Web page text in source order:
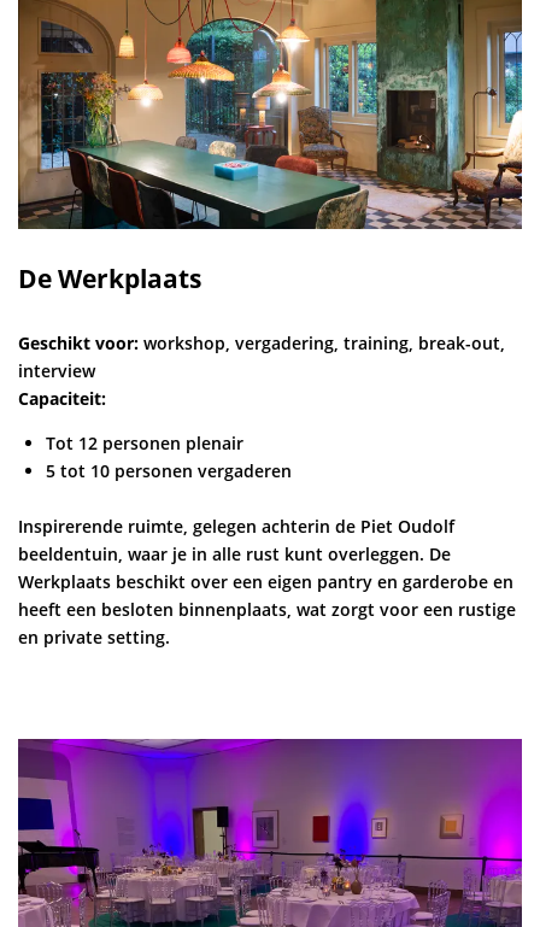
De Werkplaats
Geschikt voor: workshop, vergadering, training, break-out,
interview
Capaciteit:
Tot 12 personen plenair
5 tot 10 personen vergaderen
Inspirerende ruimte, gelegen achterin de Piet Oudolf
beeldentuin, waar je in alle rust kunt overleggen. De
Werkplaats beschikt over een eigen pantry en garderobe en
heeft een besloten binnenplaats, wat zorgt voor een rustige
en private setting.